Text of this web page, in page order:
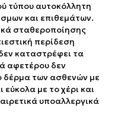
τύπου αυτοκόλλητη
και επιθεμάτων.
σταθεροποίησης
περίδεση
καταστρέφει τα
αφετέρου δεν
δέρμα των ασθενών με
με το χέρι και
υποαλλεργικά